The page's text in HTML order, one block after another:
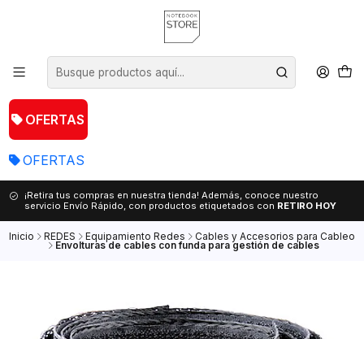
OFERTAS
OFERTAS
¡Retira tus compras en nuestra tienda! Además, conoce nuestro
servicio Envío Rápido, con productos etiquetados con RETIRO HOY
Inicio REDES Equipamiento Redes Cables y Accesorios para Cableo
Envolturas de cables con funda para gestión de cables